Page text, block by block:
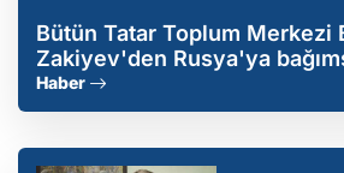
Bütün Tatar Toplum Merkezi
Zakiyev'den Rusya'ya
Haber